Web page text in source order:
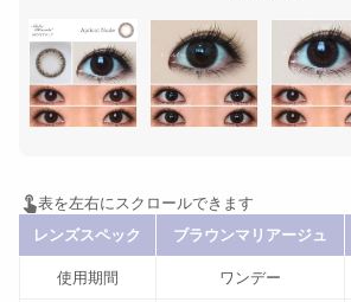
レンズスペック ブラウンマリアージュ
使用期間 ワンデー